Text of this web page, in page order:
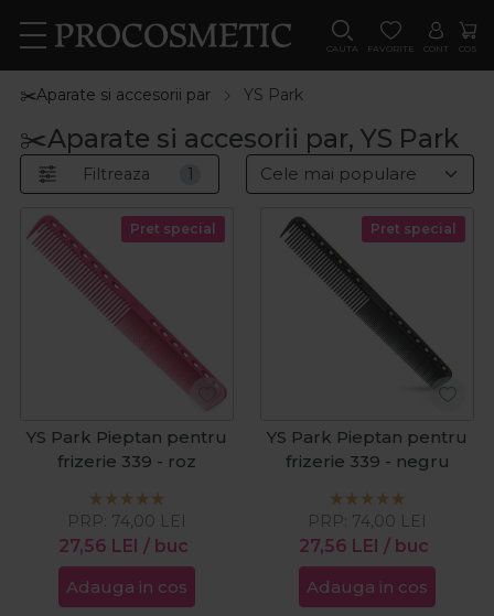
CAUTA FAVORITE CONT COS
✂️Aparate si accesorii par YS Park
✂️Aparate si accesorii par, YS Park
Filtreaza 1
Pret special
YS Park Pieptan pentru
frizerie 339 - roz
27,56 LEI / buc
PRP: 74,00 LEI
Adauga in cos
Pret special
YS Park Pieptan pentru
frizerie 339 - negru
27,56 LEI / buc
PRP: 74,00 LEI
Adauga in cos